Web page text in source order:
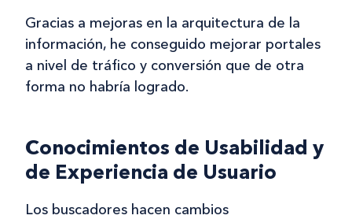
Gracias a mejoras en la arquitectura de la
información, he conseguido mejorar portales
a nivel de tráfico y conversión que de otra
forma no habría logrado.
Conocimientos de Usabilidad y
de Experiencia de Usuario
Los buscadores hacen cambios